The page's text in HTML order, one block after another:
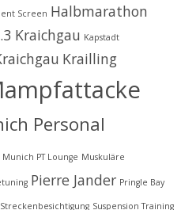
Screen Halbmarathon
Kraichgau Kapstadt
Krailling
Personal
Munich PT Lounge Muskuläre
Pierre Jander Pringle Bay
Streckenbesichtigung Suspension Training